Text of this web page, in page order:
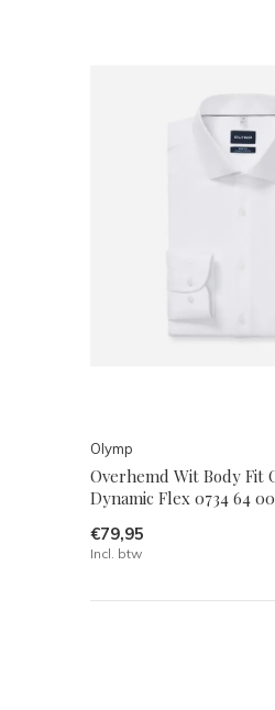
Olymp
Overhemd Wit Body Fit
Dynamic Flex 0734 64 00
€79,95
Incl. btw